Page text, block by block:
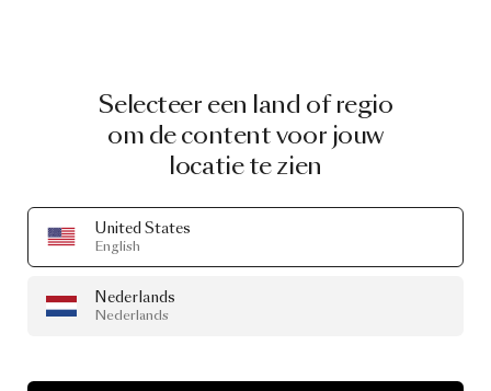
Selecteer een land of regio
om de content voor jouw
locatie te zien
United States
English
Nederlands
Nederlands